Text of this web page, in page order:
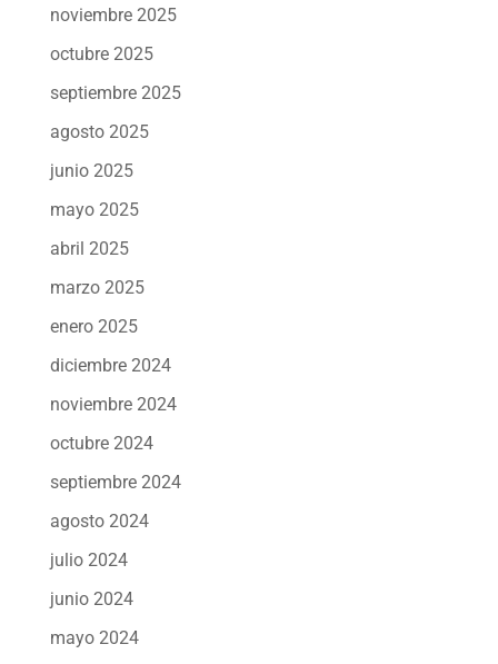
noviembre 2025
octubre 2025
septiembre 2025
agosto 2025
junio 2025
mayo 2025
abril 2025
marzo 2025
enero 2025
diciembre 2024
noviembre 2024
octubre 2024
septiembre 2024
agosto 2024
julio 2024
junio 2024
mayo 2024